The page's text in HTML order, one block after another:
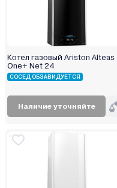
Котел газовый Ariston Alteas
One+ Net 24
СОСЕД ОБЗАВИДУЕТСЯ
Наличие уточняйте